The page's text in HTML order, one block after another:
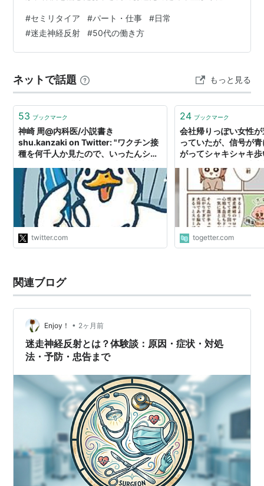
で、こればかりは仕方ない。 理由②：社員さんが研修中
に救急搬送。診断は「迷走神経反射」 もう一つは、ちょ
っとした緊張が走る出来事だった。 研修中の社員さんが
反射」とのことだった。 迷走神経反射……？ 帰宅後、調
べてみると、副交感神経が急に強…
#セミリタイア #パート・仕事 #日常
#迷走神経反射 #50代の働き方
ネットで話題 もっと見る
53 ブックマーク
神崎 周@内科医/小説書き
shu.kanzaki on Twitter: "ワクチン接
種を何千人か見たので、いったんシェ
経反射。徐脈で青ざめ、汗びっしょり
で寝込む。 四大原因は『前日の当直、
深酒、睡眠不足、スポーツ心臓』。ス
ポーツ心臓の人はもともと徐脈だから
症状出やすい。前日はお酒を控えて、
よく寝てからワクチン会場へGO"
twitter.com
24 ブックマーク
会社帰りっぽい女性
っていたが、信号が
がってシャキシャキ
「スカイリムのNPC
togetter.com
関連ブログ
Enjoy！ • 2ヶ月前
迷走神経反射とは？体験談：原因・症状・対処
法・予防・忠告まで